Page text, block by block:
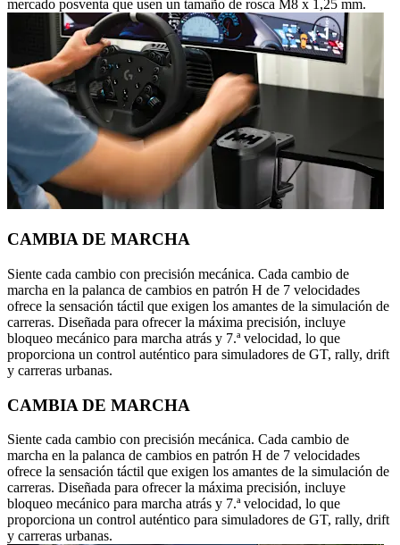
mercado posventa que usen un tamaño de rosca M8 x 1,25 mm.
CAMBIA DE MARCHA
Siente cada cambio con precisión mecánica. Cada cambio de
marcha en la palanca de cambios en patrón H de 7 velocidades
ofrece la sensación táctil que exigen los amantes de la simulación de
carreras. Diseñada para ofrecer la máxima precisión, incluye
bloqueo mecánico para marcha atrás y 7.ª velocidad, lo que
proporciona un control auténtico para simuladores de GT, rally, drift
y carreras urbanas.
CAMBIA DE MARCHA
Siente cada cambio con precisión mecánica. Cada cambio de
marcha en la palanca de cambios en patrón H de 7 velocidades
ofrece la sensación táctil que exigen los amantes de la simulación de
carreras. Diseñada para ofrecer la máxima precisión, incluye
bloqueo mecánico para marcha atrás y 7.ª velocidad, lo que
proporciona un control auténtico para simuladores de GT, rally, drift
y carreras urbanas.